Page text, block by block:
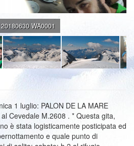
WA0001
1 luglio: PALON DE LA MARE
Cevedale M.2608 . * Questa gita,
è stata logisticamente posticipata ed
e quale punto di